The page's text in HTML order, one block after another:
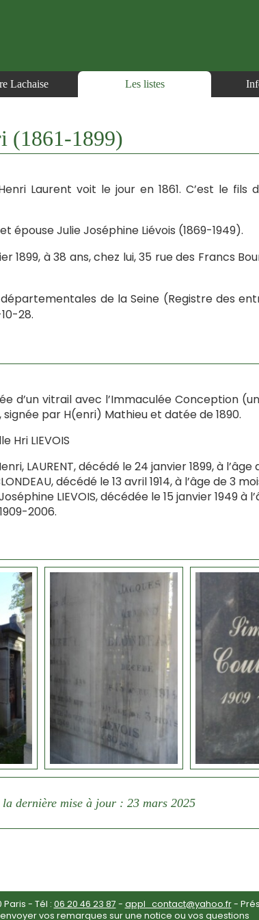
Lachaise Les listes
(1861-1899)
Laurent voit le jour en 1861. C’est le
épouse Julie Joséphine Liévois (1869-1949).
1899, à 38 ans, chez lui, 35 rue des Francs
de la Seine (Registre des
28.
d’un vitrail avec l’Immaculée Conception
par H(enri) Mathieu et datée de 1890.
Hri LIEVOIS
LAURENT, décédé le 24 janvier 1899, à l’âge
décédé le 13 avril 1914, à l’âge de 3
LIEVOIS, décédée le 15 janvier 1949 à
2006.
la dernière mise à jour : 23 mars 2025
Paris - Tél : 06 20 46 23 87 - appl_contact@yahoo.fr-
envoyer vos remarques sur une notice ou vos questions